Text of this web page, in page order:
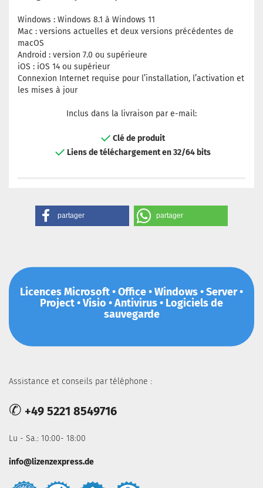
Windows : Windows 8.1 à Windows 11
Mac : versions actuelles et deux versions précédentes de
macOS
Android : version 7.0 ou supérieure
iOS : iOS 14 ou supérieur
Connexion Internet requise pour l’installation, l’activation et
les mises à jour
Inclus dans la livraison par e-mail:
Clé de produit
Liens de téléchargement en 32/64 bits
partager partager
Licences Microsoft • Office • Windows • Server •
Project • Visio • Antivirus • Logiciels de
sauvegarde
Assistance et conseils par téléphone :
✆ +49 5221 8549716
Lu - Sa.: 10:00- 18:00
info@lizenzexpress.de